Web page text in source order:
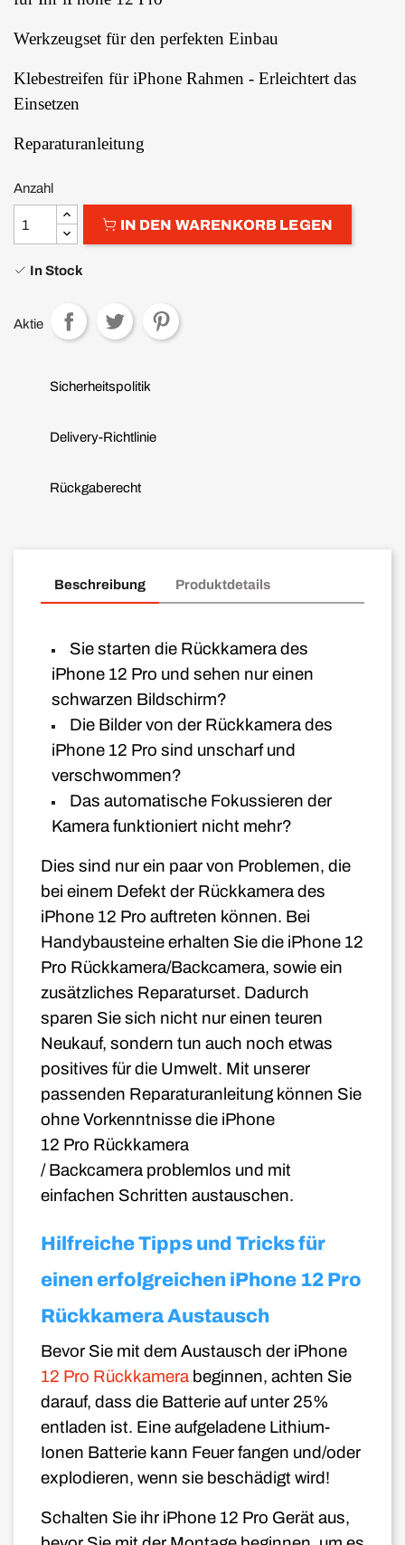
Werkzeugset für den perfekten Einbau
Klebestreifen für iPhone Rahmen - Erleichtert das
Einsetzen
Reparaturanleitung
Anzahl
IN DEN WARENKORB LEGEN
In Stock
Aktie
Sicherheitspolitik
Delivery-Richtlinie
Rückgaberecht
Beschreibung Produktdetails
Sie starten die Rückkamera des
iPhone 12 Pro und sehen nur einen
schwarzen Bildschirm?
Die Bilder von der Rückkamera des
iPhone 12 Pro sind unscharf und
verschwommen?
Das automatische Fokussieren der
Kamera funktioniert nicht mehr?
Dies sind nur ein paar von Problemen, die
bei einem Defekt der Rückkamera des
iPhone 12 Pro auftreten können. Bei
Handybausteine erhalten Sie die iPhone 12
Pro Rückkamera/Backcamera, sowie ein
zusätzliches Reparaturset. Dadurch
sparen Sie sich nicht nur einen teuren
Neukauf, sondern tun auch noch etwas
positives für die Umwelt. Mit unserer
passenden Reparaturanleitung können Sie
ohne Vorkenntnisse die iPhone
12 Pro Rückkamera
/ Backcamera problemlos und mit
einfachen Schritten austauschen.
Hilfreiche Tipps und Tricks für
einen erfolgreichen iPhone 12 Pro
Rückkamera Austausch
Bevor Sie mit dem Austausch der iPhone
12 Pro Rückkamera beginnen, achten Sie
darauf, dass die Batterie auf unter 25%
entladen ist. Eine aufgeladene Lithium-
Ionen Batterie kann Feuer fangen und/oder
explodieren, wenn sie beschädigt wird!
Schalten Sie ihr iPhone 12 Pro Gerät aus,